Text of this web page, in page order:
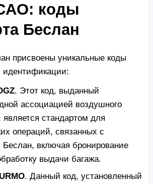
коды
Беслан
присвоены уникальные коды
идентификации:
. Этот код, выданный
ассоциацией воздушного
является стандартом для
операций, связанных с
Беслан, включая бронирование
выдачи багажа.
. Данный код, установленный